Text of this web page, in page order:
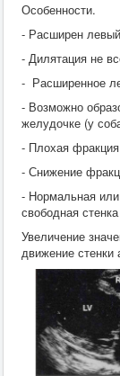
Свиньи
Собаки
Кошки
Терапия
Хирургия
ВСЭ
Интересное
Кормление
Особенности.
- Расширен
- Дилятация не
- Расширенное
- Возможно
желудочке (у
- Плохая
- Снижение
- Нормальная
свободная
Увеличение
движение стенки